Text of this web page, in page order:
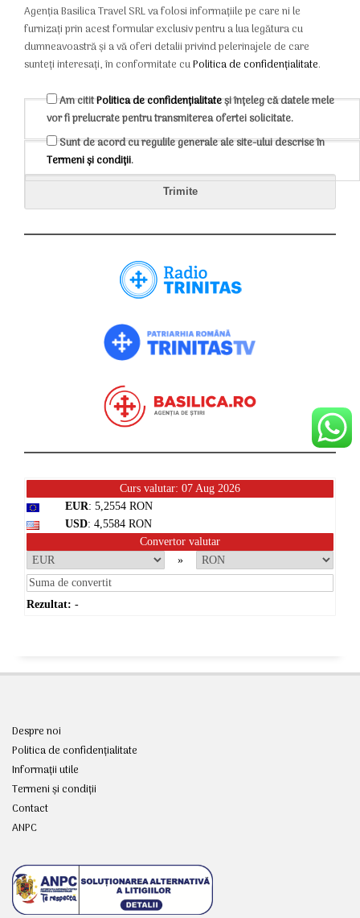
Agenția Basilica Travel SRL va folosi informațiile pe care ni le
furnizați prin acest formular exclusiv pentru a lua legătura cu
dumneavoastră și a vă oferi detalii privind pelerinajele de care
sunteți interesați, în conformitate cuPolitica de confidențialitate.
Am cititPolitica de confidențialitateși înțeleg că datele mele
vor fi prelucrate pentru transmiterea ofertei solicitate.
Sunt de acord cu regulile generale ale site-ului descrise în
Termeni și condiții.
Curs valutar: 07 Aug 2026
EUR: 5,2554 RON
USD: 4,5584 RON
Convertor valutar
»
Rezultat: -
Despre noi
Politica de confidențialitate
Informații utile
Termeni și condiții
Contact
ANPC